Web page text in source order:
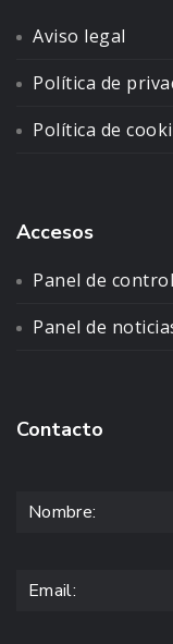
Aviso legal
Política de
Política de
Accesos
Panel de control
Panel de
Contacto